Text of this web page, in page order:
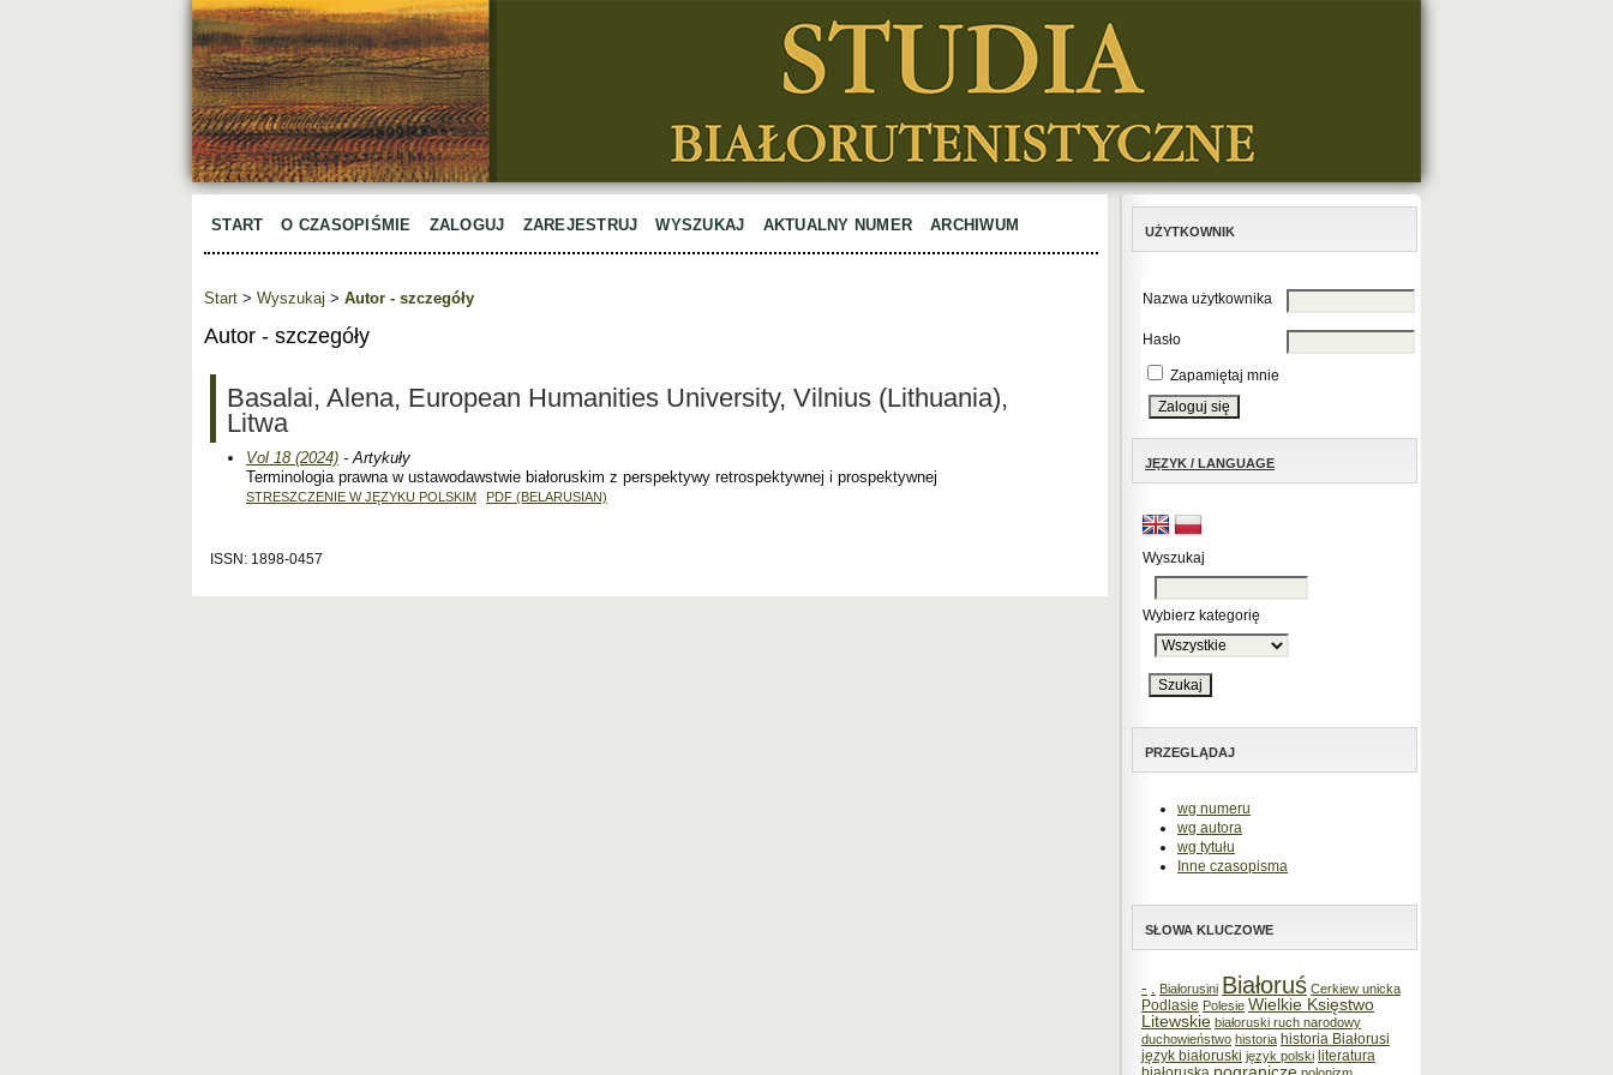
UŻYTKOWNIK
Nazwa użytkownika
Hasło
Zapamiętaj mnie
JĘZYK / LANGUAGE
Wyszukaj
Wybierz kategorię
PRZEGLĄDAJ
wg numeru
wg autora
wg tytułu
Inne czasopisma
SŁOWA KLUCZOWE
- . Białorusini Białoruś Cerkiew unicka
Podlasie Polesie Wielkie Księstwo
Litewskie białoruski ruch narodowy
duchowieństwo historia historia Białorusi
język białoruski język polski literatura
START O CZASOPIŚMIE ZALOGUJ ZAREJESTRUJ WYSZUKAJ AKTUALNY NUMER ARCHIWUM
Start > Wyszukaj > Autor - szczegóły
Autor - szczegóły
Basalai, Alena, European Humanities University, Vilnius (Lithuania),
Litwa
Vol 18 (2024) - Artykuły
Terminologia prawna w ustawodawstwie białoruskim z perspektywy retrospektywnej i prospektywnej
STRESZCZENIE W JĘZYKU POLSKIM PDF (BELARUSIAN)
ISSN: 1898-0457